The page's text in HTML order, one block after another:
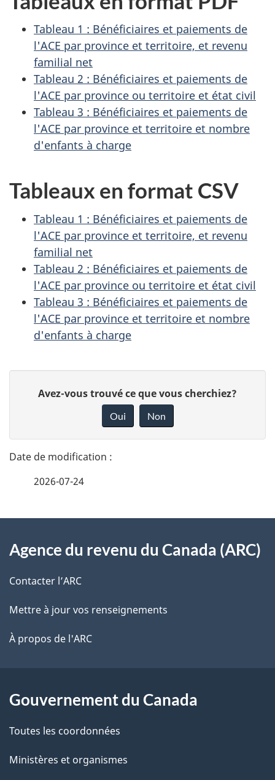
Tableau 1 : Bénéficiaires et paiements de
l'ACE par province et territoire, et revenu
familial net
Tableau 2 : Bénéficiaires et paiements de
l'ACE par province ou territoire et état civil
Tableau 3 : Bénéficiaires et paiements de
l'ACE par province et territoire et nombre
d'enfants à charge
Tableaux en format CSV
Tableau 1 : Bénéficiaires et paiements de
l'ACE par province et territoire, et revenu
familial net
Tableau 2 : Bénéficiaires et paiements de
l'ACE par province ou territoire et état civil
Tableau 3 : Bénéficiaires et paiements de
l'ACE par province et territoire et nombre
d'enfants à charge
t
a
l
s
l
a
a
g
e
n
o
t
r
e
é
t
a
t
i
Avez-vous trouvé ce que vous cherchiez?
Oui Non
2026-07-24
propos
de
ce
site
Agence du revenu du Canada (ARC)
Contacter l’ARC
Mettre à jour vos renseignements
À propos de l'ARC
Gouvernement du Canada
Toutes les coordonnées
Ministères et organismes